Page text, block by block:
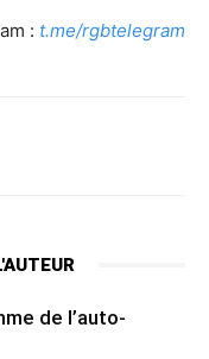
: t.me/rgbtelegram
de l’auto-